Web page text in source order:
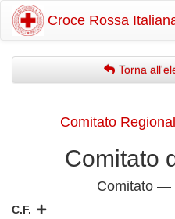
Croce Rossa
Torna
Comitato
Comitato
Comitato —
C.F.